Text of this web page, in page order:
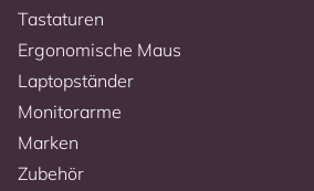
Tastaturen
Ergonomische Maus
Laptopständer
Monitorarme
Marken
Zubehör